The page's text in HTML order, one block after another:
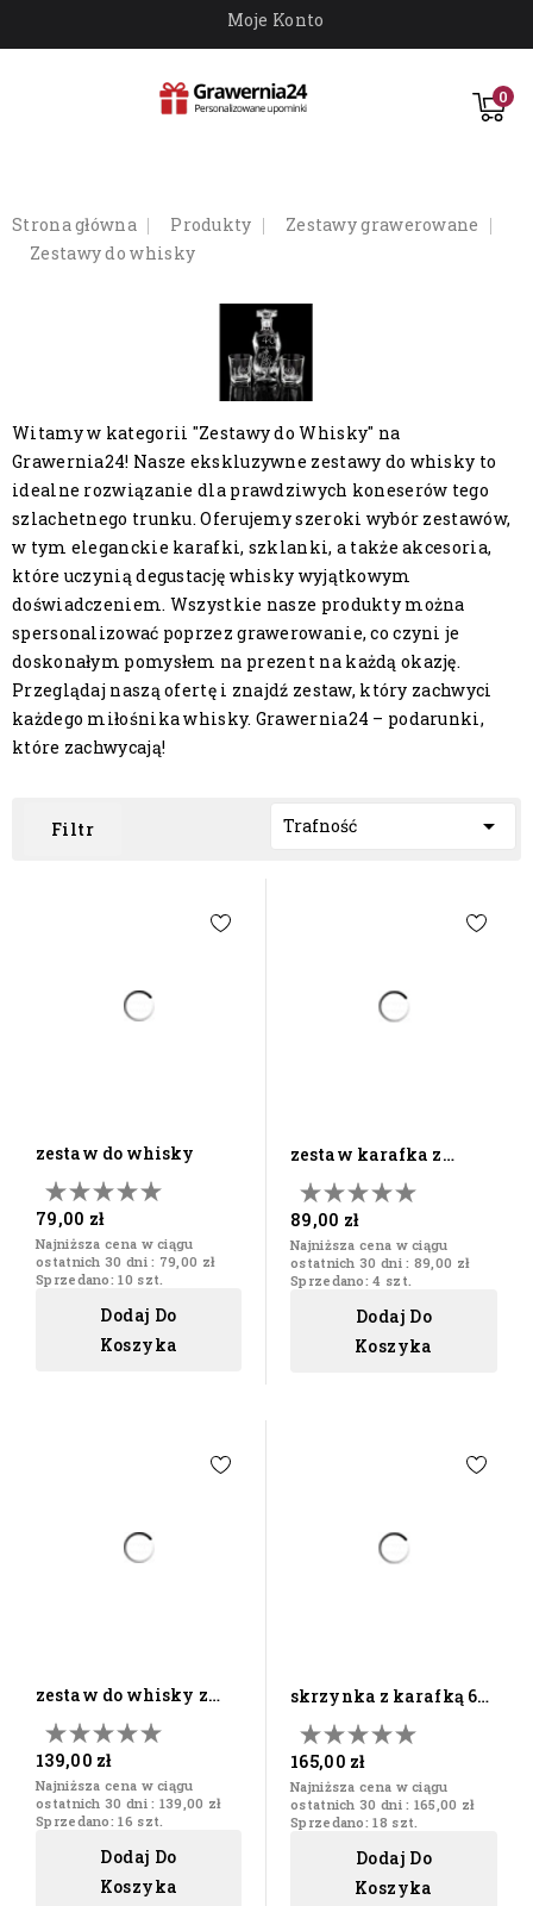
Moje Konto
0
strona główna produkty
zestawy grawerowane
zestawy do whisky
Witamy w kategorii "Zestawy do Whisky" na
Grawernia24! Nasze ekskluzywne zestawy do whisky to
idealne rozwiązanie dla prawdziwych koneserów tego
szlachetnego trunku. Oferujemy szeroki wybór zestawów,
w tym eleganckie karafki, szklanki, a także akcesoria,
które uczynią degustację whisky wyjątkowym
doświadczeniem. Wszystkie nasze produkty można
spersonalizować poprzez grawerowanie, co czyni je
doskonałym pomysłem na prezent na każdą okazję.
Przeglądaj naszą ofertę i znajdź zestaw, który zachwyci
każdego miłośnika whisky. Grawernia24 – podarunki,
które zachwycają!
Filtr Trafność 
zestaw do whisky
79,00 zł
Najniższa cena w ciągu
ostatnich 30 dni : 79,00 zł
Sprzedano: 10 szt.
Dodaj Do
Koszyka
zestaw karafka z
czterema szklankami
89,00 zł
Najniższa cena w ciągu
ostatnich 30 dni : 89,00 zł
Sprzedano: 4 szt.
Dodaj Do
Koszyka
zestaw do whisky z
sześcioma szklankami
139,00 zł
Najniższa cena w ciągu
ostatnich 30 dni : 139,00 zł
Sprzedano: 16 szt.
Dodaj Do
Koszyka
skrzynka z karafką 6
szklanek orzech
grawer
165,00 zł
Najniższa cena w ciągu
ostatnich 30 dni : 165,00 zł
Sprzedano: 18 szt.
Dodaj Do
Koszyka